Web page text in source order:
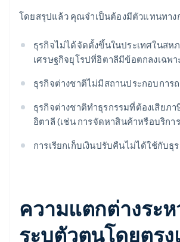
โดยสรุปแล้ว คุณจำเป็นต้องมีตัวแทนทางก
ธุรกิจไม่ได้จัดตั้งขึ้นในประเทศในสห
เศรษฐกิจยุโรปที่อิตาลีมีข้อตกลงเฉพา
ธุรกิจต่างชาติไม่มีสถานประกอบการ
ธุรกิจต่างชาติทำธุรกรรมที่ต้องเสียภ
อิตาลี (เช่น การจัดหาสินค้าหรือบริกา
การเรียกเก็บเงินปรับคืนไม่ได้ใช้กับธุ
ความแตกต่างระห
ระบุตัวตนโดยตรง